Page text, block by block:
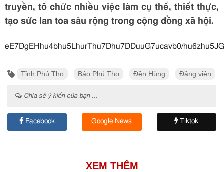
truyền, tổ chức nhiều việc làm cụ thể, thiết thực,
tạo sức lan tỏa sâu rộng trong cộng đồng xã hội.
Tỉnh Phú Thọ Báo Phú Thọ Đền Hùng Đảng viên
Chia sẻ ý kiến của bạn ...
Facebook Google News Tiktok
XEM THÊM